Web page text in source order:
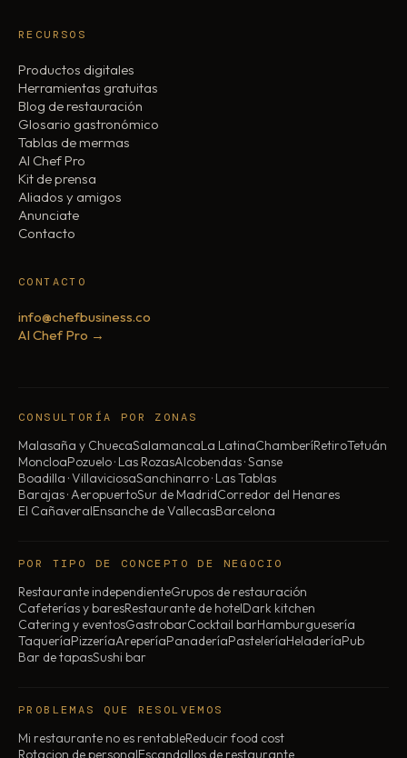
RECURSOS
Productos digitales
Herramientas gratuitas
Blog de restauración
Glosario gastronómico
Tablas de mermas
AI Chef Pro
Kit de prensa
Aliados y amigos
Anunciate
Contacto
CONTACTO
info@chefbusiness.co
AI Chef Pro →
CONSULTORÍA POR ZONAS
Malasaña y ChuecaSalamancaLa LatinaChamberíRetiroTetuán
MoncloaPozuelo · Las RozasAlcobendas · Sanse
Boadilla · VillaviciosaSanchinarro · Las Tablas
Barajas · AeropuertoSur de MadridCorredor del Henares
El CañaveralEnsanche de VallecasBarcelona
POR TIPO DE CONCEPTO DE NEGOCIO
Restaurante independienteGrupos de restauración
Cafeterías y baresRestaurante de hotelDark kitchen
Catering y eventosGastrobarCocktail barHamburguesería
TaqueríaPizzeríaAreperíaPanaderíaPasteleríaHeladeríaPub
Bar de tapasSushi bar
PROBLEMAS QUE RESOLVEMOS
Mi restaurante no es rentableReducir food cost
Rotacion de personalEscandallos de restaurante